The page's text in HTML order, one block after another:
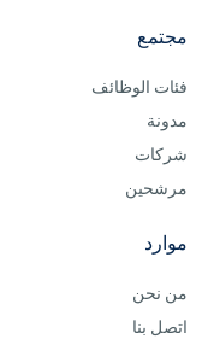
مجتمع
فئات الوظائف
مدونة
شركات
مرشحين
موارد
من نحن
اتصل بنا